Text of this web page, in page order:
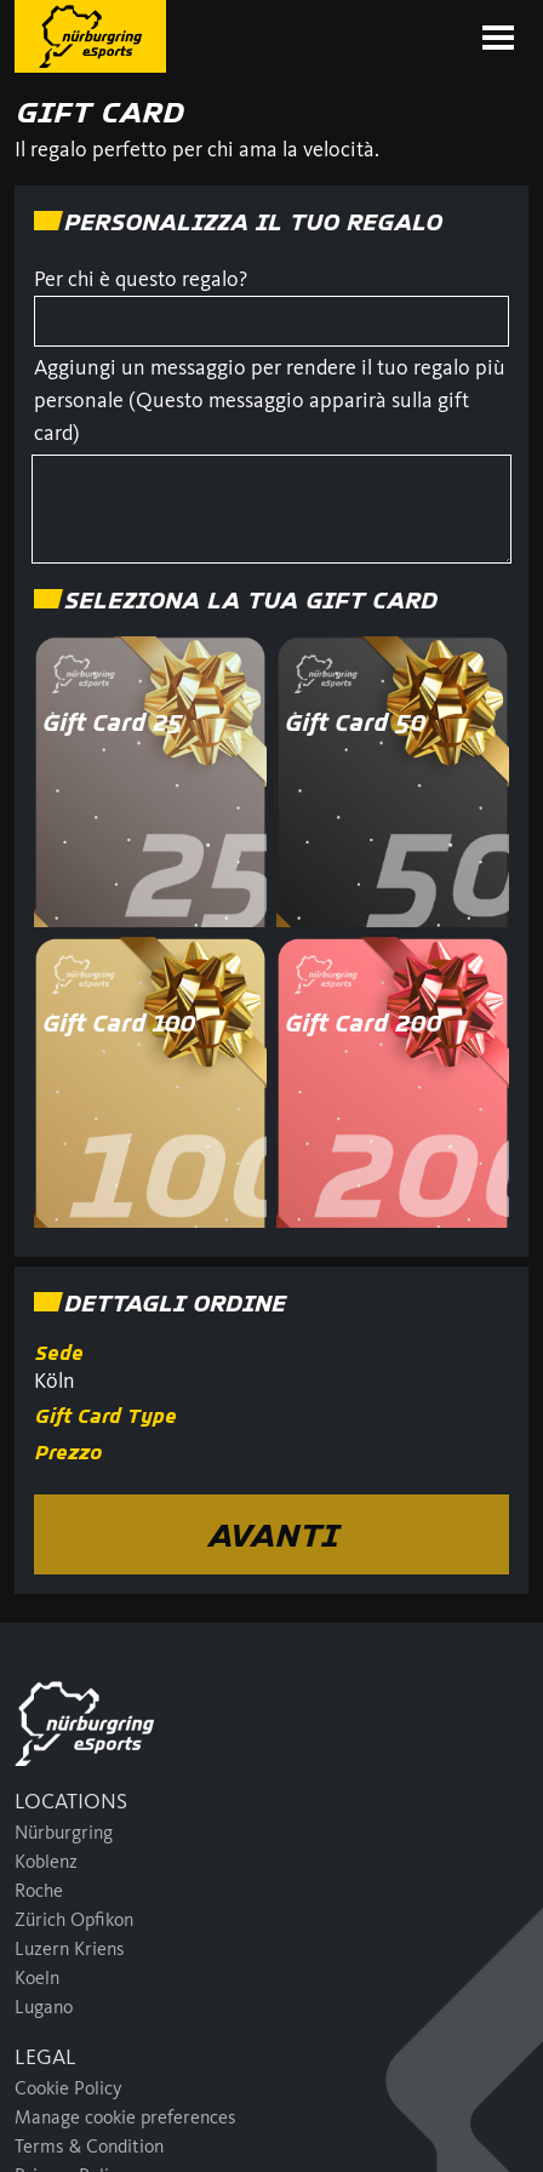
GIFT CARD
Il regalo perfetto per chi ama la velocità.
PERSONALIZZA IL TUO REGALO
Per chi è questo regalo?
Aggiungi un messaggio per rendere il tuo regalo più
personale (Questo messaggio apparirà sulla gift
card)
SELEZIONA LA TUA GIFT CARD
Gift Card 25 Gift Card 50
Gift Card 100 Gift Card 200
DETTAGLI ORDINE
Sede
Köln
Gift Card Type
Prezzo
AVANTI
LOCATIONS
Nürburgring
Koblenz
Roche
Zürich Opfikon
Luzern Kriens
Koeln
Lugano
LEGAL
Cookie Policy
Manage cookie preferences
Terms & Condition